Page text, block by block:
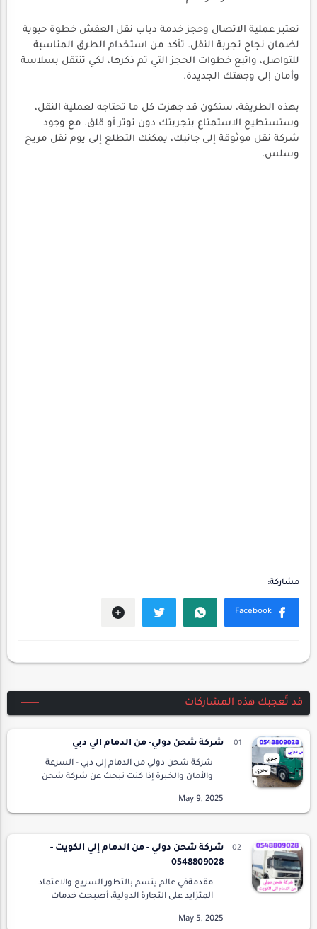
تعتبر عملية الاتصال وحجز خدمة دباب نقل العفش خطوة حيوية
لضمان نجاح تجربة النقل. تأكد من استخدام الطرق المناسبة
للتواصل، واتبع خطوات الحجز التي تم ذكرها، لكي تنتقل بسلاسة
وأمان إلى وجهتك الجديدة.
بهذه الطريقة، ستكون قد جهزت كل ما تحتاجه لعملية النقل،
وستستطيع الاستمتاع بتجربتك دون توتر أو قلق. مع وجود
شركة نقل موثوقة إلى جانبك، يمكنك التطلع إلى يوم نقل مريح
وسلس.
قد تُعجبك هذه المشاركات
شركة شحن دولي- من الدمام الي دبي
شركة شحن دولي من الدمام إلى دبي - السرعة
والأمان والخبرة إذا كنت تبحث عن شركة شحن
المواعيد، فأنت في المكان الصحيح. نحن نقدم لك
أ…
شركة شحن دولي - من الدمام إلي الكويت -
0548809028
مقدمةفي عالم يتسم بالتطور السريع والاعتماد
المتزايد على التجارة الدولية، أصبحت خدمات
على حد سواء. تُعد شركة شحن دولي من الدمام إلى